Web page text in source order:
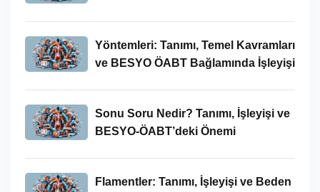
Yöntemleri: Tanımı, Temel Kavramları
ve BESYO ÖABT Bağlamında İşleyişi
Sonu Soru Nedir? Tanımı, İşleyişi ve
BESYO-ÖABT’deki Önemi
Flamentler: Tanımı, İşleyişi ve Beden